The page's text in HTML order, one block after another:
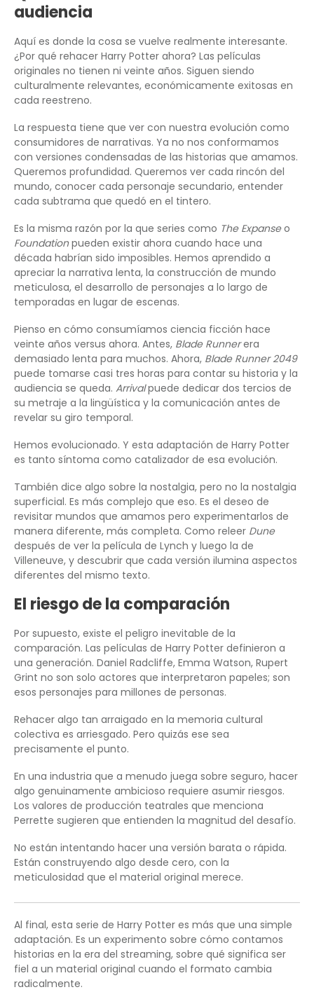
audiencia
Aquí es donde la cosa se vuelve realmente interesante.
¿Por qué rehacer Harry Potter ahora? Las películas
originales no tienen ni veinte años. Siguen siendo
culturalmente relevantes, económicamente exitosas en
cada reestreno.
La respuesta tiene que ver con nuestra evolución como
consumidores de narrativas. Ya no nos conformamos
con versiones condensadas de las historias que amamos.
Queremos profundidad. Queremos ver cada rincón del
mundo, conocer cada personaje secundario, entender
cada subtrama que quedó en el tintero.
Es la misma razón por la que series como The Expanseo
Foundationpueden existir ahora cuando hace una
década habrían sido imposibles. Hemos aprendido a
apreciar la narrativa lenta, la construcción de mundo
meticulosa, el desarrollo de personajes a lo largo de
temporadas en lugar de escenas.
Pienso en cómo consumíamos ciencia ficción hace
veinte años versus ahora. Antes, Blade Runnerera
demasiado lenta para muchos. Ahora, Blade Runner 2049
puede tomarse casi tres horas para contar su historia y la
audiencia se queda. Arrivalpuede dedicar dos tercios de
su metraje a la lingüística y la comunicación antes de
revelar su giro temporal.
Hemos evolucionado. Y esta adaptación de Harry Potter
es tanto síntoma como catalizador de esa evolución.
También dice algo sobre la nostalgia, pero no la nostalgia
superficial. Es más complejo que eso. Es el deseo de
revisitar mundos que amamos pero experimentarlos de
manera diferente, más completa. Como releer Dune
después de ver la película de Lynch y luego la de
Villeneuve, y descubrir que cada versión ilumina aspectos
diferentes del mismo texto.
El riesgo de la comparación
Por supuesto, existe el peligro inevitable de la
comparación. Las películas de Harry Potter definieron a
una generación. Daniel Radcliffe, Emma Watson, Rupert
Grint no son solo actores que interpretaron papeles; son
esos personajes para millones de personas.
Rehacer algo tan arraigado en la memoria cultural
colectiva es arriesgado. Pero quizás ese sea
precisamente el punto.
En una industria que a menudo juega sobre seguro, hacer
algo genuinamente ambicioso requiere asumir riesgos.
Los valores de producción teatrales que menciona
Perrette sugieren que entienden la magnitud del desafío.
No están intentando hacer una versión barata o rápida.
Están construyendo algo desde cero, con la
meticulosidad que el material original merece.
Al final, esta serie de Harry Potter es más que una simple
adaptación. Es un experimento sobre cómo contamos
historias en la era del streaming, sobre qué significa ser
fiel a un material original cuando el formato cambia
radicalmente.